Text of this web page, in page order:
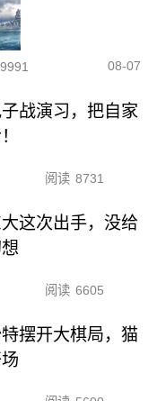
9991 08-07
战演习，把自家
阅读 8731
这次出手，没给
阅读 6605
摆开大棋局，猫